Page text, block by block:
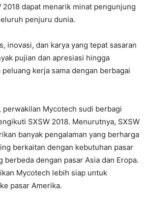
2018 dapat menarik minat pengunjung
penjuru dunia.
inovasi, dan karya yang tepat sasaran
pujian dan apresiasi hingga
kerja sama dengan berbagai
perwakilan Mycotech sudi berbagi
SXSW 2018. Menurutnya, SXSW
banyak pengalaman yang berharga
berkaitan dengan kebutuhan pasar
berbeda dengan pasar Asia dan Eropa.
Mycotech lebih siap untuk
pasar Amerika.